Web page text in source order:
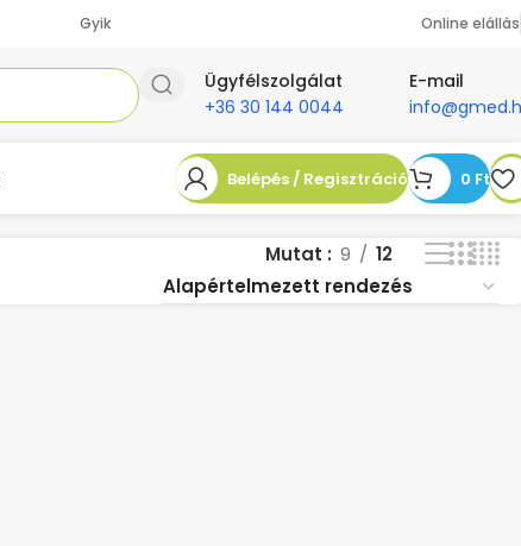
Gyik Online elállás
Ügyfélszolgálat
+36 30 144 0044
E-mail
Belépés / Regisztráció 0 Ft
Mutat 9 12